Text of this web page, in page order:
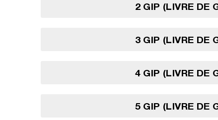
2 GIP (LIVRE DE
3 GIP (LIVRE DE
4 GIP (LIVRE DE
5 GIP (LIVRE DE